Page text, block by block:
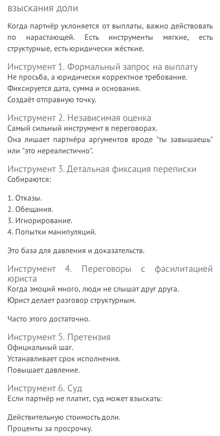
взыскания доли
Когда партнёр уклоняется от выплаты, важно действовать
по нарастающей. Есть инструменты мягкие, есть
структурные, есть юридически жёсткие.
Инструмент 1. Формальный запрос на выплату
Не просьба, а юридически корректное требование.
Фиксируется дата, сумма и основания.
Создаёт отправную точку.
Инструмент 2. Независимая оценка
Самый сильный инструмент в переговорах.
Она лишает партнёра аргументов вроде "ты завышаешь"
или "это нереалистично".
Инструмент 3. Детальная фиксация переписки
Собираются:
1. Отказы.
2. Обещания.
3. Игнорирование.
4. Попытки манипуляций.
Это база для давления и доказательств.
Инструмент 4. Переговоры с фасилитацией
юриста
Когда эмоций много, люди не слышат друг друга.
Юрист делает разговор структурным.
Часто этого достаточно.
Инструмент 5. Претензия
Официальный шаг.
Устанавливает срок исполнения.
Повышает давление.
Инструмент 6. Суд
Если партнёр не платит, суд может взыскать:
Действительную стоимость доли.
Проценты за просрочку.